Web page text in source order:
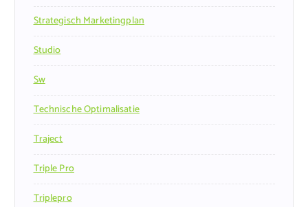
Strategisch Marketingplan
Studio
Sw
Technische Optimalisatie
Traject
Triple Pro
Triplepro